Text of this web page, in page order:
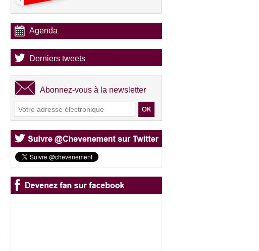
Agenda
Derniers tweets
Abonnez-vous à la newsletter